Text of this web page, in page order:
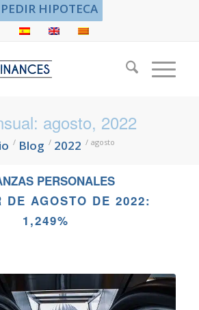
PEDIR HIPOTECA
agosto, 2022
/ Blog / 2022 / agosto
PERSONALES
DE AGOSTO DE 2022:
1,249%